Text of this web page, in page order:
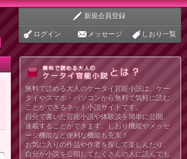
新規会員登録
ログイン メッセージ しおり一覧
無料で読める大人のケータイ官能小説は、ケー
タイやスマホ・パソコンから無料で気軽に読む
ことができるネット小説サイトです。
自分で書いた官能小説や体験談を簡単に公開、
連載することができます。しおり機能やメッセ
ージ機能など便利な機能も充実！
お気に入りの作品や作者を探して楽しんだり、
自分が小説を公開してたくさんの人に読んでも